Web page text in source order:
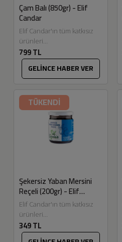
Çam Balı (850gr) - Elif
Candar
Elif Candar'ın tüm katkısız
ürünleri
Eskitadında.com'da.
Türkiye'de sınırlı ve az
bölgede üretilen çam balı,
yüksek çam oranı ve...
799 TL
GELİNCE HABER VER
TÜKENDİ
Şekersiz Yaban Mersini
Reçeli (200gr) - Elif
Candar
Elif Candar'ın tüm katkısız
ürünleri
Eskitadında.com'da.
Şekersiz reçellerimizde ve
349 TL